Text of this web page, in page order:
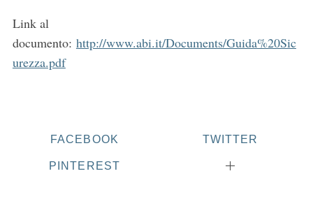
Link al
documento: http://www.abi.it/Documents/Guida%20Sic
urezza.pdf
FACEBOOK TWITTER
PINTEREST